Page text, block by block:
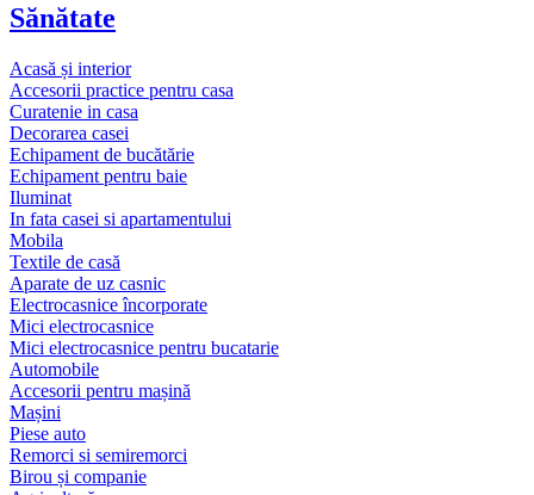
Sănătate
Acasă și interior
Accesorii practice pentru casa
Curatenie in casa
Decorarea casei
Echipament de bucătărie
Echipament pentru baie
Iluminat
In fata casei si apartamentului
Mobila
Textile de casă
Aparate de uz casnic
Electrocasnice încorporate
Mici electrocasnice
Mici electrocasnice pentru bucatarie
Automobile
Accesorii pentru mașină
Mașini
Piese auto
Remorci si semiremorci
Birou și companie